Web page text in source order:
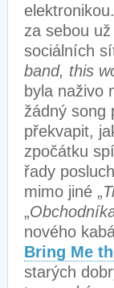
za sebou
sociálních
band, this
byla naživo
žádný song
překvapit,
zpočátku
řady
mimo jiné „
„
nového
Bring Me
starých